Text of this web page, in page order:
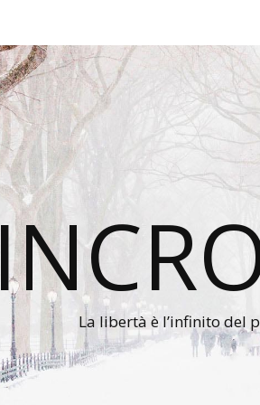
La libertà è l’infinito del